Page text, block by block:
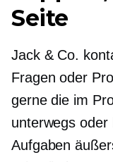
Seite
Jack & Co.
Fragen oder
gerne die im
unterwegs oder
Aufgaben